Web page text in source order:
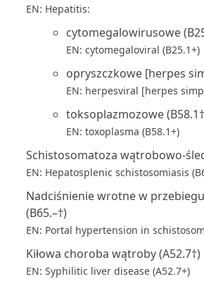
EN: Hepatitis:
cytomegalowirusowe
EN: cytomegaloviral (B25.1+)
opryszczkowe [herpes
EN: herpesviral [herpes
toksoplazmozowe
EN: toxoplasma (B58.1+)
Schistosomatoza wątrobowo-
EN: Hepatosplenic schistosomiasis
Nadciśnienie wrotne w
(B65.–†)
EN: Portal hypertension in
Kiłowa choroba wątroby (A52.7†)
EN: Syphilitic liver disease (A52.7+)